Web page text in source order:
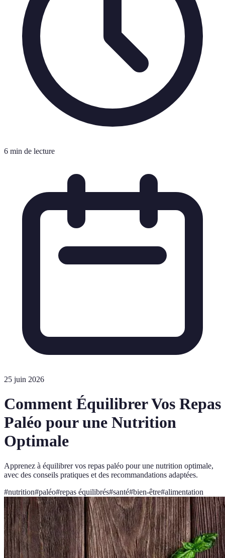
6 min de lecture
25 juin 2026
Comment Équilibrer Vos Repas
Paléo pour une Nutrition
Optimale
Apprenez à équilibrer vos repas paléo pour une nutrition optimale,
avec des conseils pratiques et des recommandations adaptées.
#nutrition#paléo#repas équilibrés#santé#bien-être#alimentation